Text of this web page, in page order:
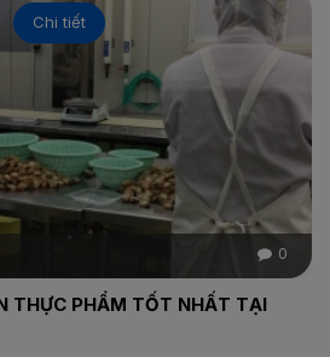
0
Chi tiết
THỰC PHẨM TỐT NHẤT TẠI